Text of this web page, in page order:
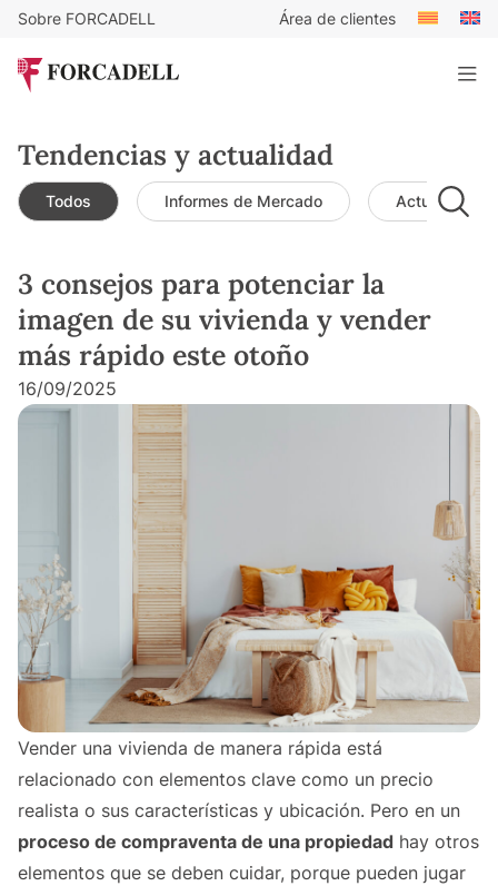
Sobre FORCADELL Área de clientes
Tendencias y actualidad
Todos Informes de Mercado Actualidad
3 consejos para potenciar la
imagen de su vivienda y vender
más rápido este otoño
16/09/2025
Vender una vivienda de manera rápida está
relacionado con elementos clave como un precio
realista o sus características y ubicación. Pero en un
proceso de compraventa de una propiedad hay otros
elementos que se deben cuidar, porque pueden jugar